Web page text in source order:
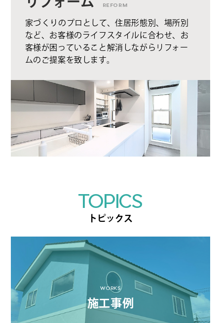
REFORM
家づくりのプロとして、住居形態別、場所別
など、お客様のライフスタイルに合わせ、お
客様が困っていること解消しながらリフォー
ムのご提案を致します。
TOPICS
トピックス
WORKS
施工事例